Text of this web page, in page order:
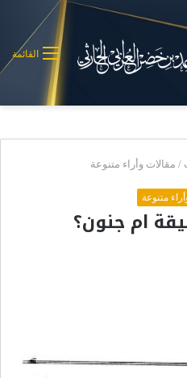
القائمة
/ مقالات وأراء متنوعة
متنوعة
ام جنون؟